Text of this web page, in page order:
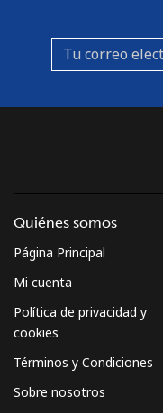
Quiénes somos
Página Principal
Mi cuenta
Política de privacidad y
cookies
Términos y Condiciones
Sobre nosotros